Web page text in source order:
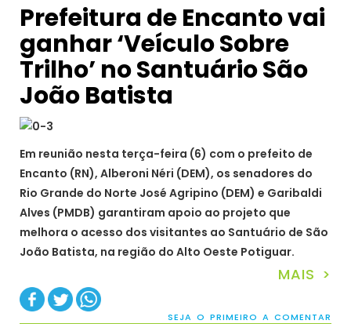
Prefeitura de Encanto vai
ganhar ‘Veículo Sobre
Trilho’ no Santuário São
João Batista
Em reunião nesta terça-feira (6) com o prefeito de
Encanto (RN), Alberoni Néri (DEM), os senadores do
Rio Grande do Norte José Agripino (DEM) e Garibaldi
Alves (PMDB) garantiram apoio ao projeto que
melhora o acesso dos visitantes ao Santuário de São
João Batista, na região do Alto Oeste Potiguar.
MAIS >
SEJA O PRIMEIRO A COMENTAR